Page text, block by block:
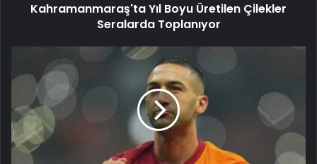
Kahramanmaraş'ta Yıl Boyu Üretilen Çilekler
Seralarda Toplanıyor